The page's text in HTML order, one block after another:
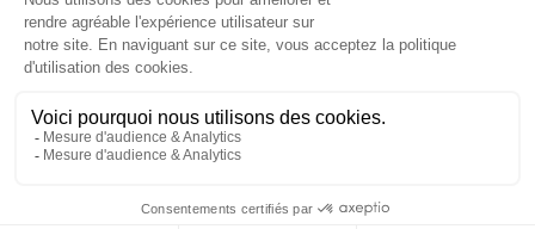
https://www.youtube.com/embed/Qm-prNOXepo